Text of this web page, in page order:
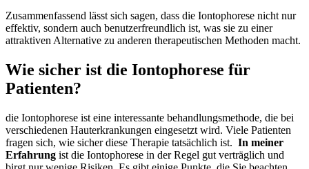
Zusammenfassend lässt ​sich sagen, dass die Iontophorese nicht nur
effektiv, sondern auch benutzerfreundlich ist, was sie zu einer
attraktiven Alternative zu anderen therapeutischen Methoden macht.
Wie sicher ist die Iontophorese ⁢für
Patienten?
die Iontophorese ist eine interessante‍ behandlungsmethode, ‍die bei
verschiedenen ‌Hauterkrankungen eingesetzt wird. Viele Patienten
fragen sich, wie sicher diese⁤ Therapie tatsächlich ‌ist. ‍ In meiner⁣
Erfahrung ist ‌die ⁢Iontophorese in⁣ der Regel gut ‍verträglich und